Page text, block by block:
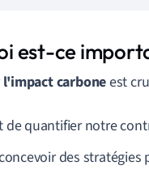
est-ce
l'impact carboneest
de quantifier notre
des